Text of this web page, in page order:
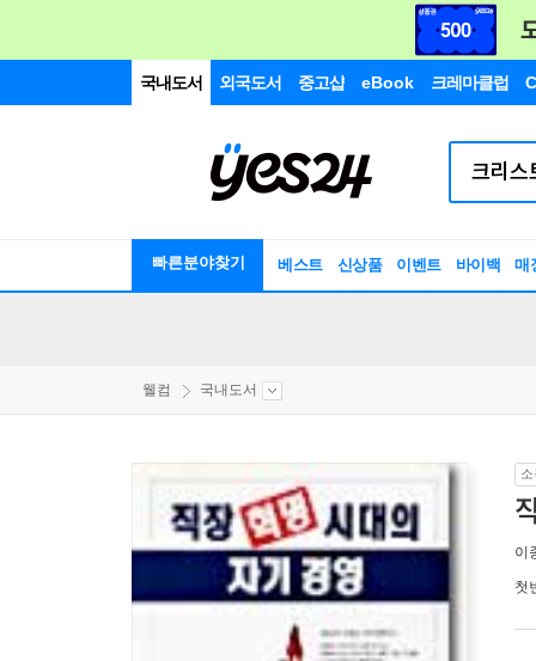
국내도서 외국도서 중고샵 eBook 크레마클럽
빠른분야찾기 베스트 신상품 이벤트 바이백 매
웰컴 국내도서
이
첫